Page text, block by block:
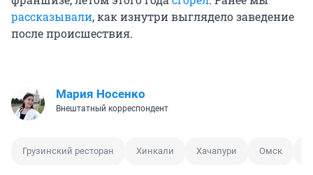
рассказывали, как изнутри выглядело заведение
после происшествия.
Мария Носенко
Внештатный корреспондент
Грузинский ресторан Хинкали Хачапури Омск